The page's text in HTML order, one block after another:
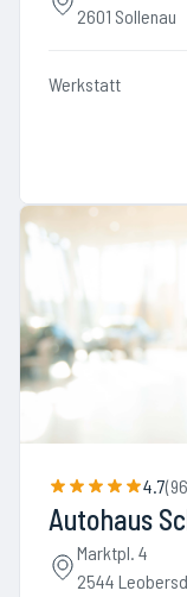
2601 Sollenau
Werkstatt
4.7(96
Autohaus
Marktpl. 4
2544